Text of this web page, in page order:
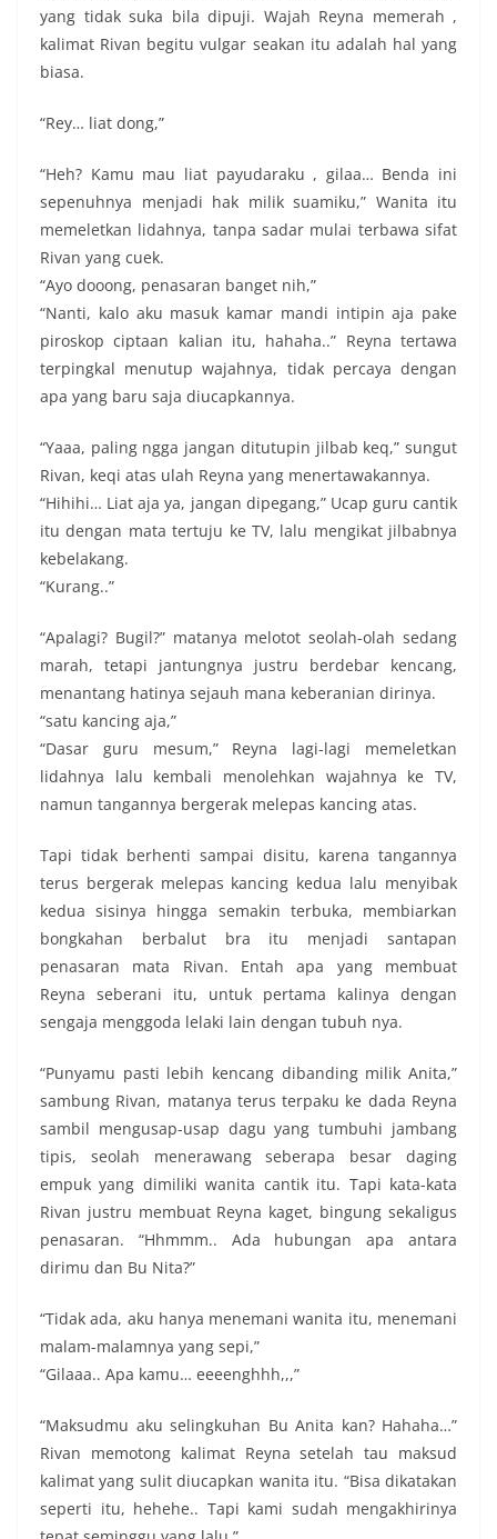
yang tidak suka bila dipuji. Wajah Reyna memerah ,
kalimat Rivan begitu vulgar seakan itu adalah hal yang
biasa.
“Rey… liat dong,”
“Heh? Kamu mau liat payudaraku , gilaa… Benda ini
sepenuhnya menjadi hak milik suamiku,” Wanita itu
memeletkan lidahnya, tanpa sadar mulai terbawa sifat
Rivan yang cuek.
“Ayo dooong, penasaran banget nih,”
“Nanti, kalo aku masuk kamar mandi intipin aja pake
piroskop ciptaan kalian itu, hahaha..” Reyna tertawa
terpingkal menutup wajahnya, tidak percaya dengan
apa yang baru saja diucapkannya.
“Yaaa, paling ngga jangan ditutupin jilbab keq,” sungut
Rivan, keqi atas ulah Reyna yang menertawakannya.
“Hihihi… Liat aja ya, jangan dipegang,” Ucap guru cantik
itu dengan mata tertuju ke TV, lalu mengikat jilbabnya
kebelakang.
“Kurang..”
“Apalagi? Bugil?” matanya melotot seolah-olah sedang
marah, tetapi jantungnya justru berdebar kencang,
menantang hatinya sejauh mana keberanian dirinya.
“satu kancing aja,”
“Dasar guru mesum,” Reyna lagi-lagi memeletkan
lidahnya lalu kembali menolehkan wajahnya ke TV,
namun tangannya bergerak melepas kancing atas.
Tapi tidak berhenti sampai disitu, karena tangannya
terus bergerak melepas kancing kedua lalu menyibak
kedua sisinya hingga semakin terbuka, membiarkan
bongkahan berbalut bra itu menjadi santapan
penasaran mata Rivan. Entah apa yang membuat
Reyna seberani itu, untuk pertama kalinya dengan
sengaja menggoda lelaki lain dengan tubuh nya.
“Punyamu pasti lebih kencang dibanding milik Anita,”
sambung Rivan, matanya terus terpaku ke dada Reyna
sambil mengusap-usap dagu yang tumbuhi jambang
tipis, seolah menerawang seberapa besar daging
empuk yang dimiliki wanita cantik itu. Tapi kata-kata
Rivan justru membuat Reyna kaget, bingung sekaligus
penasaran. “Hhmmm.. Ada hubungan apa antara
dirimu dan Bu Nita?”
“Tidak ada, aku hanya menemani wanita itu, menemani
malam-malamnya yang sepi,”
“Gilaaa.. Apa kamu… eeeenghhh,,,”
“Maksudmu aku selingkuhan Bu Anita kan? Hahaha…”
Rivan memotong kalimat Reyna setelah tau maksud
kalimat yang sulit diucapkan wanita itu. “Bisa dikatakan
seperti itu, hehehe.. Tapi kami sudah mengakhirinya